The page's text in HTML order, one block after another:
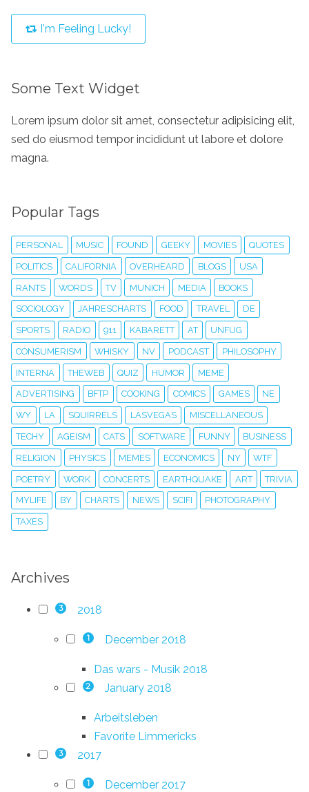
I'm Feeling Lucky!
Some Text Widget
Lorem ipsum dolor sit amet, consectetur adipisicing elit,
sed do eiusmod tempor incididunt ut labore et dolore
magna.
Popular Tags
PERSONAL MUSIC FOUND GEEKY MOVIES QUOTES
POLITICS CALIFORNIA OVERHEARD BLOGS USA
RANTS WORDS TV MUNICH MEDIA BOOKS
SOCIOLOGY JAHRESCHARTS FOOD TRAVEL DE
SPORTS RADIO 911 KABARETT AT UNFUG
CONSUMERISM WHISKY NV PODCAST PHILOSOPHY
INTERNA THEWEB QUIZ HUMOR MEME
ADVERTISING BFTP COOKING COMICS GAMES NE
WY LA SQUIRRELS LASVEGAS MISCELLANEOUS
TECHY AGEISM CATS SOFTWARE FUNNY BUSINESS
RELIGION PHYSICS MEMES ECONOMICS NY WTF
POETRY WORK CONCERTS EARTHQUAKE ART TRIVIA
MYLIFE BY CHARTS NEWS SCIFI PHOTOGRAPHY
TAXES
Archives
3 2018
1 December 2018
Das wars - Musik 2018
2 January 2018
Arbeitsleben
Favorite Limmericks
3 2017
1 December 2017